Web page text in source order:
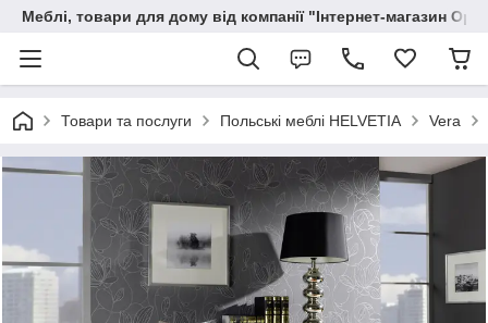
Меблі, товари для дому від компанії "Інтернет-магазин
Товари та послуги Польські меблі HELVETIA Vera